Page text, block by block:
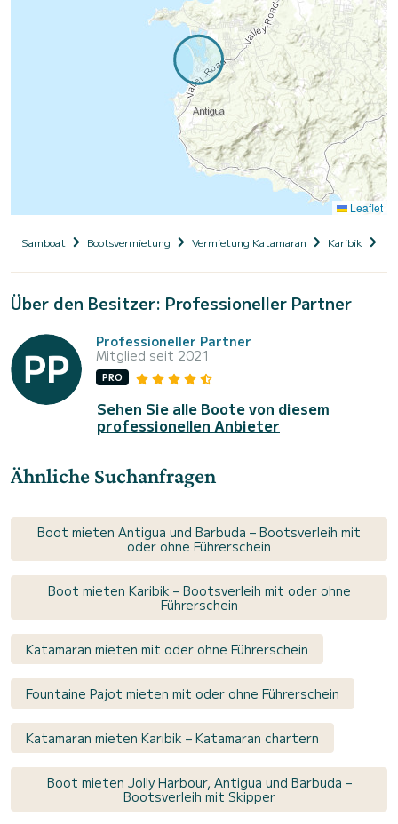
Leaflet
Samboat Bootsvermietung Vermietung Katamaran Karibik
Über den Besitzer: Professioneller Partner
Professioneller Partner
Mitglied seit 2021
PRO
Sehen Sie alle Boote von diesem
professionellen Anbieter
Ähnliche Suchanfragen
Boot mieten Antigua und Barbuda – Bootsverleih mit
oder ohne Führerschein
Boot mieten Karibik – Bootsverleih mit oder ohne
Führerschein
Katamaran mieten mit oder ohne Führerschein
Fountaine Pajot mieten mit oder ohne Führerschein
Katamaran mieten Karibik – Katamaran chartern
Boot mieten Jolly Harbour, Antigua und Barbuda –
Bootsverleih mit Skipper